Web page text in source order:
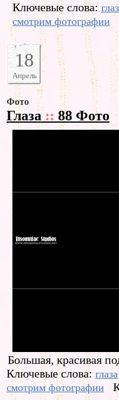
Ключевые слова:
смотрим фотографии
18
Апрель
Фото
Глаза :: 88 Фото
Большая, красивая
Ключевые слова: глаза
смотрим фотографии